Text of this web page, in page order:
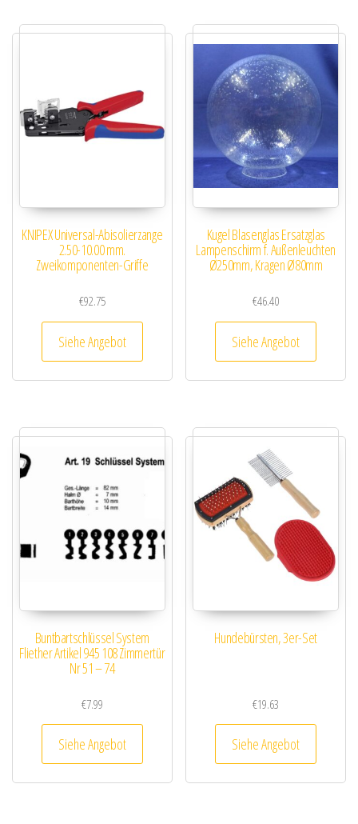
KNIPEX Universal-Abisolierzange
2.50-10.00 mm.
Zweikomponenten-Griffe
€92.75
Siehe Angebot
Kugel Blasenglas Ersatzglas
Lampenschirm f. Außenleuchten
Ø250mm, Kragen Ø80mm
€46.40
Siehe Angebot
Buntbartschlüssel System
Fliether Artikel 945 108 Zimmertür
Nr 51 – 74
€7.99
Siehe Angebot
Hundebürsten, 3er-Set
€19.63
Siehe Angebot